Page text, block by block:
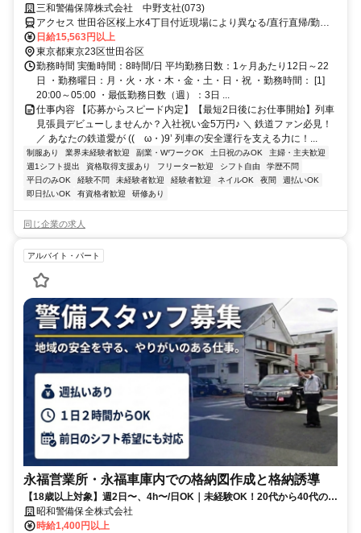
が給料日！日払いもOK！
三和警備保障株式会社 中野支社(073)
アクセス 世田谷区桜上水4丁目付近現場により異なる/直行直帰/勤務
地相談可■電話面接■来社不要
日給15,563円以上
東京都東京23区世田谷区
勤務時間 実働時間：8時間/日 平均勤務日数：1ヶ月あたり12日～22
日 ・勤務曜日：月・火・水・木・金・土・日・祝 ・勤務時間： [1]
20:00～05:00 ・最低勤務日数（週）：3日 ...
仕事内容 【応募からスピード内定】【最短2日後にお仕事開始】列車
見張員デビューしませんか？入社祝い金5万円♪ ＼ 鉄道ファン必見！
／ あなたの鉄道愛が ((ゝω・)9’ 列車の安全運行を支える力に！...
制服あり 業界未経験者歓迎 副業・WワークOK 土日祝のみOK
主婦・主夫歓迎
週1シフト提出
資格取得支援あり フリーター歓迎 シフト自由
学歴不問
平日のみOK
経験不問 未経験者歓迎 経験者歓迎 ネイルOK 夜間
週払いOK
即日払いOK
有資格者歓迎 研修あり
同じ企業の求人
アルバイト・パート
永福営業所・永福車庫内での格納図作成と格納誘導
【18歳以上対象】週2日〜、4h〜/日OK｜未経験OK！20代から40代の若
手活躍中｜昇給あり
昭和警備保全株式会社
時給1,400円以上